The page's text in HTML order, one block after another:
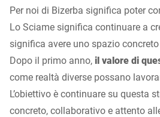
Per noi di Bizerba significa poter
Lo Sciame significa continuare a
significa avere uno spazio
Dopo il primo anno,il valore di
come realtà diverse possano
L’obiettivo è continuare su questa
concreto, collaborativo e attento